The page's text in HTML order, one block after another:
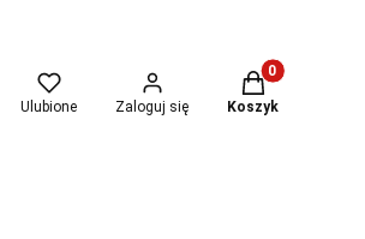
Ulubione Zaloguj się
Produkty w
Koszyk